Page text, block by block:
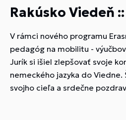
Rakúsko Viedeň ::
V rámci nového programu
pedagóg na mobilitu -
Jurík si išiel zlepšovať svoje
nemeckého jazyka do
svojho cieľa a srdečne